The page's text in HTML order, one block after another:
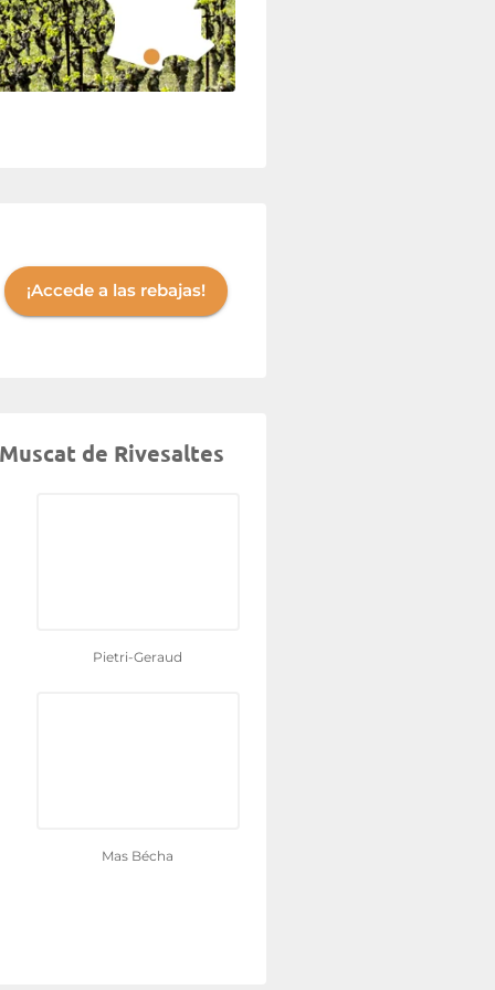
¡Accede a las rebajas!
de Rivesaltes
Pietri-Geraud
Mas Bécha